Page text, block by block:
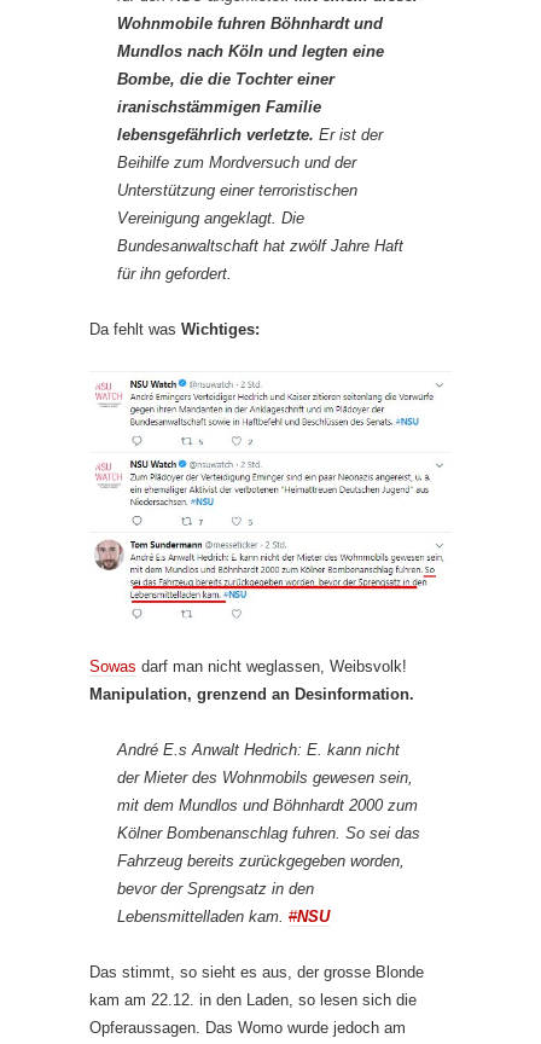
Wohnmobile fuhren Böhnhardt und
Mundlos nach Köln und legten eine
Bombe, die die Tochter einer
iranischstämmigen Familie
lebensgefährlich verletzte. Er ist der
Beihilfe zum Mordversuch und der
Unterstützung einer terroristischen
Vereinigung angeklagt. Die
Bundesanwaltschaft hat zwölf Jahre Haft
für ihn gefordert.
Da fehlt was Wichtiges:
Sowas darf man nicht weglassen, Weibsvolk!
Manipulation, grenzend an Desinformation.
André E.s Anwalt Hedrich: E. kann nicht
der Mieter des Wohnmobils gewesen sein,
mit dem Mundlos und Böhnhardt 2000 zum
Kölner Bombenanschlag fuhren. So sei das
Fahrzeug bereits zurückgegeben worden,
bevor der Sprengsatz in den
Lebensmittelladen kam. #NSU
Das stimmt, so sieht es aus, der grosse Blonde
kam am 22.12. in den Laden, so lesen sich die
Opferaussagen. Das Womo wurde jedoch am